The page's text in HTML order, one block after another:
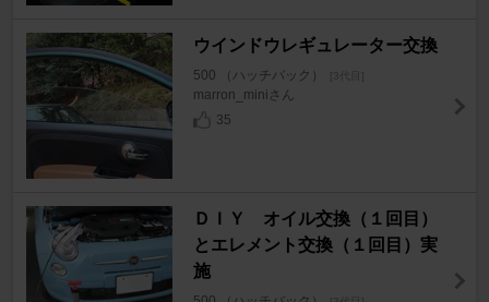
ウインドウレギュレーター交換
500 （ハッチバック） [3代目]
marron_miniさん
35
ＤＩＹ オイル交換（１回目）
とエレメント交換（１回目）実
施